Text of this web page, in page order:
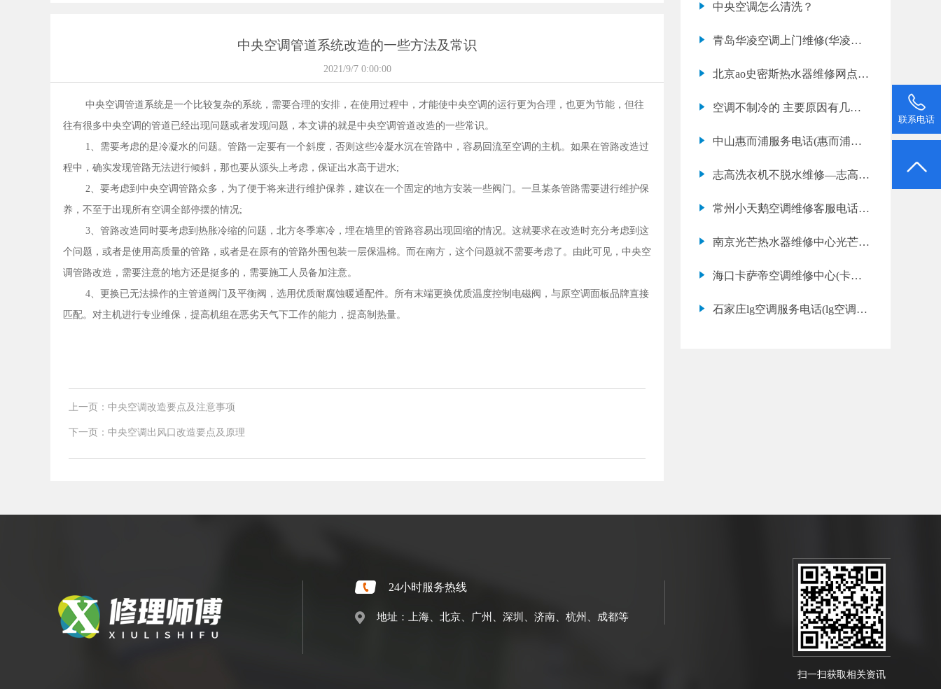
中央空调管道系统改造的一些方法及常识
2021/9/7 0:00:00
中央空调管道系统是一个比较复杂的系统，需要合理的安排，在使用过程中，才能使中央空调的运行更为合理，也更为节能，但往
往有很多中央空调的管道已经出现问题或者发现问题，本文讲的就是中央空调管道改造的一些常识。
1、需要考虑的是冷凝水的问题。管路一定要有一个斜度，否则这些冷凝水沉在管路中，容易回流至空调的主机。如果在管路改造过
程中，确实发现管路无法进行倾斜，那也要从源头上考虑，保证出水高于进水;
2、要考虑到中央空调管路众多，为了便于将来进行维护保养，建议在一个固定的地方安装一些阀门。一旦某条管路需要进行维护保
养，不至于出现所有空调全部停摆的情况;
3、管路改造同时要考虑到热胀冷缩的问题，北方冬季寒冷，埋在墙里的管路容易出现回缩的情况。这就要求在改造时充分考虑到这
个问题，或者是使用高质量的管路，或者是在原有的管路外围包装一层保温棉。而在南方，这个问题就不需要考虑了。由此可见，中央空
调管路改造，需要注意的地方还是挺多的，需要施工人员备加注意。
4、更换已无法操作的主管道阀门及平衡阀，选用优质耐腐蚀暖通配件。所有末端更换优质温度控制电磁阀，与原空调面板品牌直接
匹配。对主机进行专业维保，提高机组在恶劣天气下工作的能力，提高制热量。
上一页：中央空调改造要点及注意事项
下一页：中央空调出风口改造要点及原理
中央空调怎么清洗？
青岛华凌空调上门维修(华凌空
北京ao史密斯热水器维修网点,
空调不制冷的 主要原因有几
中山惠而浦服务电话(惠而浦空
志高洗衣机不脱水维修—志高洗
常州小天鹅空调维修客服电话
南京光芒热水器维修中心光芒厂
海口卡萨帝空调维修中心(卡萨
石家庄lg空调服务电话(lg空调故
24小时服务热线
地址：上海、北京、广州、深圳、济南、杭州、成都等
扫一扫获取相关资讯
联系电话